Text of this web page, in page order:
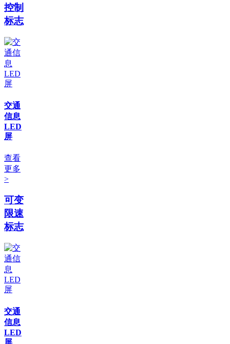
控制
标志
交通
信息
LED
屏
查看
更多
>
可变
限速
标志
交通
信息
LED
屏